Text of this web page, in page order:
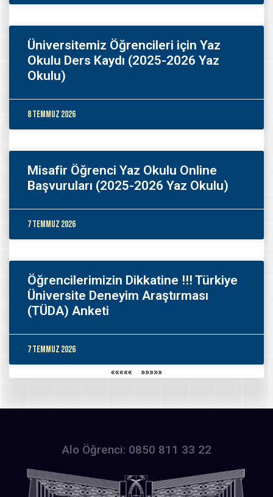
Üniversitemiz Öğrencileri için Yaz
Okulu Ders Kaydı (2025-2026 Yaz
Okulu)
8 Temmuz 2026
Misafir Öğrenci Yaz Okulu Online
Başvuruları (2025-2026 Yaz Okulu)
7 Temmuz 2026
Öğrencilerimizin Dikkatine !!! Türkiye
Üniversite Deneyim Araştırması
(TÜDA) Anketi
7 Temmuz 2026
««««« »»»»»
Alo Öğrenci: 0850 811 33 22